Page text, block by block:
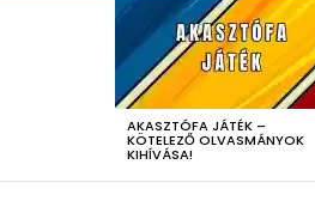
LATEST
STORIES
AKASZTÓFA JÁTÉK –
KÖTELEZŐ OLVASMÁNYOK
KIHÍVÁSA!